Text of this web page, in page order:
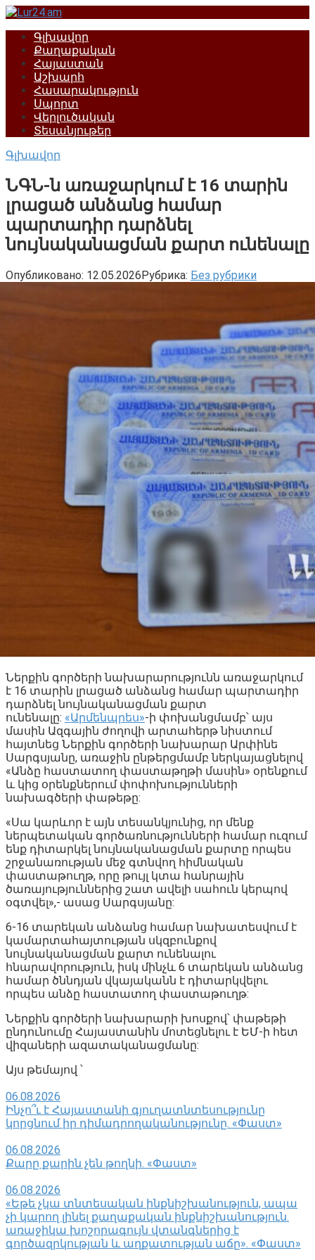
Перейти
контентуԳլխավոր
Քաղաքական
Հայաստան
Աշխարհ
Հասարակություն
Սպորտ
Վերլուծական
Տեսանյութեր
Գլխավոր
ՆԳՆ-ն առաջարկում է 16 տարին
լրացած անձանց համար
պարտադիր դարձնել
նույնականացման քարտ ունենալը
Опубликовано: 12.05.2026Рубрика: Без рубрики
Ներքին գործերի նախարարությունն առաջարկում
է 16 տարին լրացած անձանց համար պարտադիր
դարձնել նույնականացման քարտ
ունենալը: «Արմենպրես»-ի փոխանցմամբ՝ այս
մասին Ազգային ժողովի արտահերթ նիստում
հայտնեց Ներքին գործերի նախարար Արփինե
Սարգսյանը, առաջին ընթերցմամբ ներկայացնելով
«Անձը հաստատող փաստաթղթի մասին» օրենքում
և կից օրենքներում փոփոխությունների
նախագծերի փաթեթը:
«Սա կարևոր է այն տեսանկյունից, որ մենք
ներպետական գործառնությունների համար ուզում
ենք դիտարկել նույնականացման քարտը որպես
շրջանառության մեջ գտնվող հիմնական
փաստաթուղթ, որը թույլ կտա հանրային
ծառայություններից շատ ավելի սահուն կերպով
օգտվել»,- ասաց Սարգսյանը:
6-16 տարեկան անձանց համար նախատեսվում է
կամարտահայտության սկզբունքով
նույնականացման քարտ ունենալու
հնարավորություն, իսկ մինչև 6 տարեկան անձանց
համար ծննդյան վկայականն է դիտարկվելու
որպես անձը հաստատող փաստաթուղթ:
Ներքին գործերի նախարարի խոսքով՝ փաթեթի
ընդունումը Հայաստանին մոտեցնելու է ԵՄ-ի հետ
վիզաների ազատականացմանը:
Այս թեմայով ՝
06.08.2026
Ինչո՞ւ է Հայաստանի գյուղատնտեսությունը
կորցնում իր դիմադրողականությունը. «Փաստ»
06.08.2026
Քարը քարին չեն թողնի. «Փաստ»
06.08.2026
«Եթե չկա տնտեսական ինքնիշխանություն, ապա
չի կարող լինել քաղաքական ինքնիշխանություն.
առաջիկա խոշորագույն վտանգներից է
գործազրկության և աղքատության աճը». «Փաստ»